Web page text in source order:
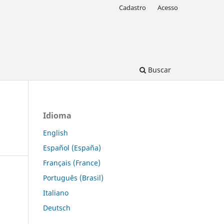
Buscar
Cadastro Acesso
Idioma
English
Español (España)
Français (France)
Português (Brasil)
Italiano
Deutsch